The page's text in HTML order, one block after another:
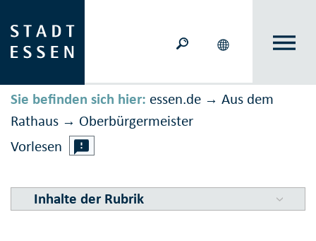
Sie befinden sich hier: essen.de → Aus dem
Rathaus → Ober­bürger­meister
Vorlesen
Inhalte der Rubrik